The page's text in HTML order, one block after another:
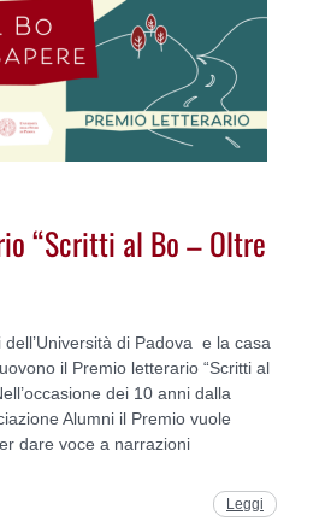
“Scritti al Bo – Oltre
dell’Università di Padova e la casa
il Premio letterario “Scritti al
dei 10 anni dalla
Alumni il Premio vuole
dare voce a narrazioni
Leggi